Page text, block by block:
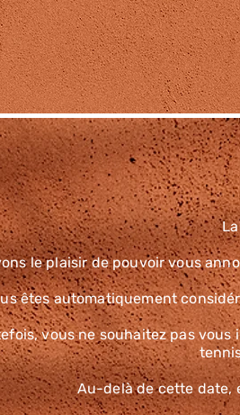
le plaisir de pouvoir vous
êtes automatiquement
vous ne souhaitez pas vous
Au-delà de cette date,